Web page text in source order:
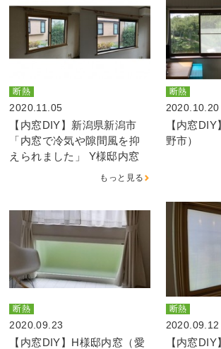
断熱
2020.11.05
【内窓DIY】新潟県新潟市
「内窓で冷気や隙間風を抑
えられました」 Y様邸内窓
もっと見る
断熱
2020.10.20
【内窓
野市）
断熱
2020.09.23
【内窓DIY】H様邸内窓（愛
断熱
2020.09.12
【内窓